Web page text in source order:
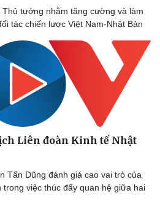
Ô tô
Xe máy
Thủ tướng nhằm tăng cường và làm
tác chiến lược Việt Nam-Nhật Bản
Liên đoàn Kinh tế Nhật
Tấn Dũng đánh giá cao vai trò của
trong việc thúc đẩy quan hệ giữa hai